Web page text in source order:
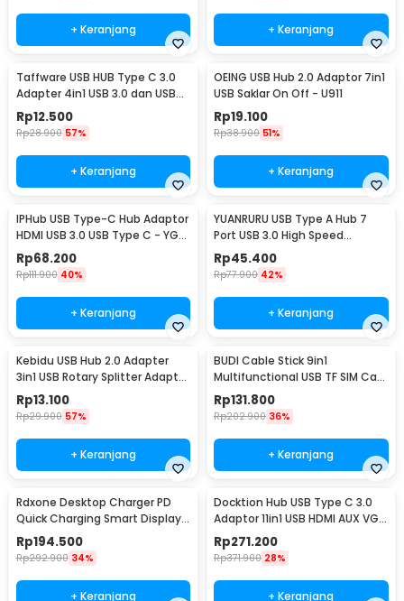
+ Keranjang + Keranjang
Taffware USB HUB Type C 3.0
Adapter 4in1 USB 3.0 dan USB
2.0 - C809
Rp12.500
Rp28.900 57%
+ Keranjang
OEING USB Hub 2.0 Adaptor 7in1
USB Saklar On Off - U911
Rp19.100
Rp38.900 51%
+ Keranjang
IPHub USB Type-C Hub Adaptor
HDMI USB 3.0 USB Type C - YG-
2121
Rp68.200
Rp111.900 40%
+ Keranjang
YUANRURU USB Type A Hub 7
Port USB 3.0 High Speed
Extender - Y445
Rp45.400
Rp77.900 42%
+ Keranjang
Kebidu USB Hub 2.0 Adapter
3in1 USB Rotary Splitter Adaptor
- KU180
Rp13.100
Rp29.900 57%
+ Keranjang
BUDI Cable Stick 9in1
Multifunctional USB TF SIM Card
Reader Storage - DC516B
Rp131.800
Rp202.900 36%
+ Keranjang
Rdxone Desktop Charger PD
Quick Charging Smart Display
USB Type A 40W - WLX-A9+
Rp194.500
Rp292.900 34%
+ Keranjang
Docktion Hub USB Type C 3.0
Adaptor 11in1 USB HDMI AUX VGA
SD TF RJ45 - BYL-2003
Rp271.200
Rp371.900 28%
+ Keranjang